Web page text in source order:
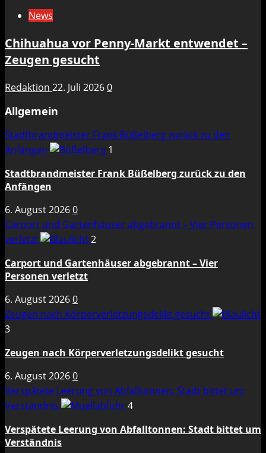
News
Chihuahua vor Penny-Markt entwendet –
Zeugen gesucht
Redaktion 22. Juli 20260
Allgemein
Stadtbrandmeister Frank Büßelberg zurück zu den
Anfängen
1
Stadtbrandmeister Frank Büßelberg zurück zu den
Anfängen
6. August 20260
Carport und Gartenhäuser abgebrannt – Vier Personen
verletzt
2
Carport und Gartenhäuser abgebrannt – Vier
Personen verletzt
6. August 20260
Zeugen nach Körperverletzungsdelikt gesucht
3
Zeugen nach Körperverletzungsdelikt gesucht
6. August 20260
Verspätete Leerung von Abfalltonnen: Stadt bittet um
Verständnis
4
Verspätete Leerung von Abfalltonnen: Stadt bittet um
Verständnis